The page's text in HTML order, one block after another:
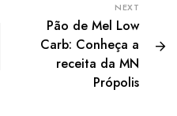
NEXT
Pão de Mel Low
Carb: Conheça a
receita da MN
Própolis